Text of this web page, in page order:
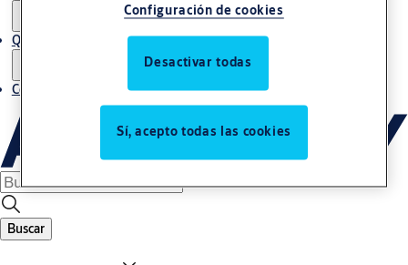
Quiénes somos
Contacto
Buscar
Configuración de cookies
Desactivar todas
Sí, acepto todas las cookies